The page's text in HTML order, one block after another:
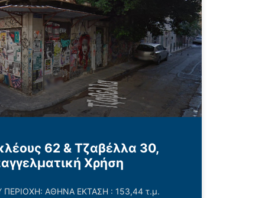
62 & Τζαβέλλα 30,
Χρήση
ΑΘΗΝΑ ΕΚΤΑΣΗ : 153,44 τ.μ.